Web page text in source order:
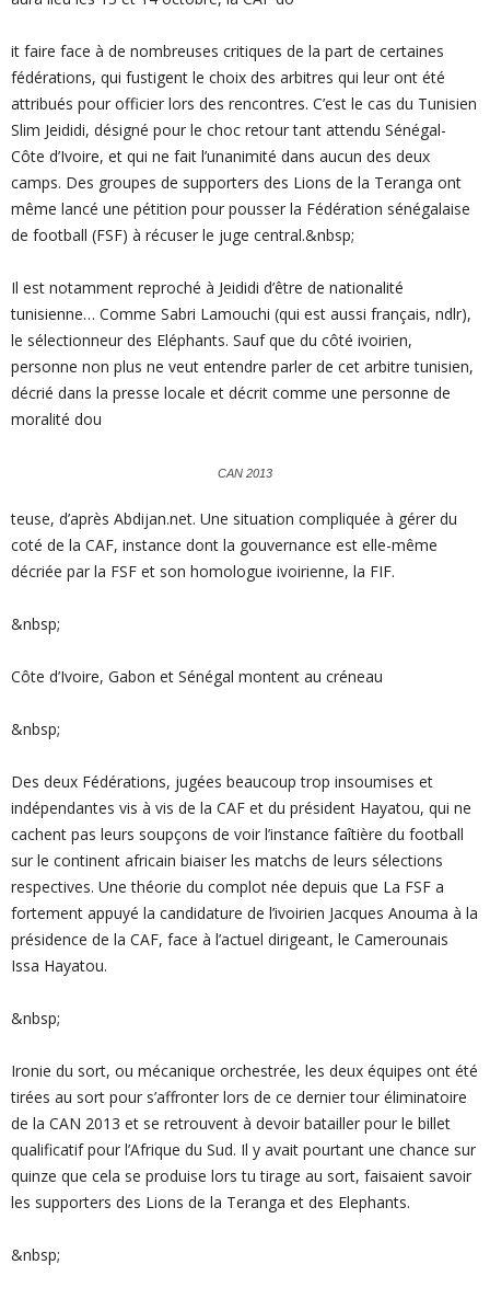
it faire face à de nombreuses critiques de la part de certaines
fédérations, qui fustigent le choix des arbitres qui leur ont été
attribués pour officier lors des rencontres. C’est le cas du Tunisien
Slim Jeididi, désigné pour le choc retour tant attendu Sénégal-
Côte d’Ivoire, et qui ne fait l’unanimité dans aucun des deux
camps. Des groupes de supporters des Lions de la Teranga ont
même lancé une pétition pour pousser la Fédération sénégalaise
de football (FSF) à récuser le juge central.&nbsp;
Il est notamment reproché à Jeididi d’être de nationalité
tunisienne… Comme Sabri Lamouchi (qui est aussi français, ndlr),
le sélectionneur des Eléphants. Sauf que du côté ivoirien,
personne non plus ne veut entendre parler de cet arbitre tunisien,
décrié dans la presse locale et décrit comme une personne de
moralité dou
CAN 2013
teuse, d’après Abdijan.net. Une situation compliquée à gérer du
coté de la CAF, instance dont la gouvernance est elle-même
décriée par la FSF et son homologue ivoirienne, la FIF.
&nbsp;
Côte d’Ivoire, Gabon et Sénégal montent au créneau
&nbsp;
Des deux Fédérations, jugées beaucoup trop insoumises et
indépendantes vis à vis de la CAF et du président Hayatou, qui ne
cachent pas leurs soupçons de voir l’instance faîtière du football
sur le continent africain biaiser les matchs de leurs sélections
respectives. Une théorie du complot née depuis que La FSF a
fortement appuyé la candidature de l’ivoirien Jacques Anouma à la
présidence de la CAF, face à l’actuel dirigeant, le Camerounais
Issa Hayatou.
&nbsp;
Ironie du sort, ou mécanique orchestrée, les deux équipes ont été
tirées au sort pour s’affronter lors de ce dernier tour éliminatoire
de la CAN 2013 et se retrouvent à devoir batailler pour le billet
qualificatif pour l’Afrique du Sud. Il y avait pourtant une chance sur
quinze que cela se produise lors tu tirage au sort, faisaient savoir
les supporters des Lions de la Teranga et des Elephants.
&nbsp;